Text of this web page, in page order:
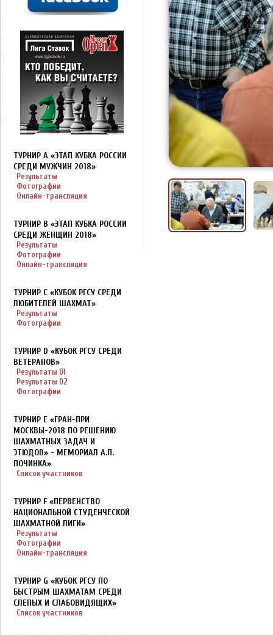
ТУРНИР A «ЭТАП КУБКА РОССИИ
СРЕДИ МУЖЧИН 2018»
Результаты
Фотографии
Онлайн-трансляция
ТУРНИР B «ЭТАП КУБКА РОССИИ
СРЕДИ ЖЕНЩИН 2018»
Результаты
Фотографии
Онлайн-трансляция
ТУРНИР C «КУБОК РГСУ СРЕДИ
ЛЮБИТЕЛЕЙ ШАХМАТ»
Результаты
Фотографии
ТУРНИР D «КУБОК РГСУ СРЕДИ
ВЕТЕРАНОВ»
Результаты D1
Результаты D2
Фотографии
ТУРНИР E «ГРАН-ПРИ
МОСКВЫ-2018 ПО РЕШЕНИЮ
ШАХМАТНЫХ ЗАДАЧ И
ЭТЮДОВ» - МЕМОРИАЛ А.П.
ПОЧИНКА»
Список участников
ТУРНИР F «ПЕРВЕНСТВО
НАЦИОНАЛЬНОЙ СТУДЕНЧЕСКОЙ
ШАХМАТНОЙ ЛИГИ»
Результаты
Фотографии
Онлайн-трансляция
ТУРНИР G «КУБОК РГСУ ПО
БЫСТРЫМ ШАХМАТАМ СРЕДИ
СЛЕПЫХ И СЛАБОВИДЯЩИХ»
Список участников